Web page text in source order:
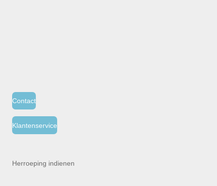
Contact
Klantenservice
Herroeping indienen